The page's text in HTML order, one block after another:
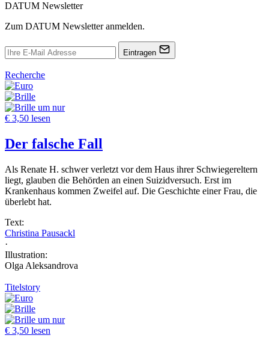
DATUM Newsletter
Zum DATUM Newsletter anmelden.
Eintragen
Recherche
um nur
€ 3,50 lesen
Der falsche Fall
Als Renate H. schwer verletzt vor dem Haus ihrer Schwiegereltern
liegt, glauben die Behörden an einen Suizidversuch. Erst im
Krankenhaus kommen Zweifel auf. Die Geschichte einer Frau, die
überlebt hat.
Text:
Christina Pausackl
·
Illustration:
Olga Aleksandrova
Titelstory
um nur
€ 3,50 lesen